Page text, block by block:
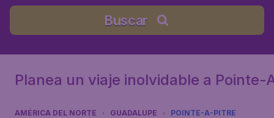
Buscar
Planea un viaje inolvidable a Pointe-
AMÉRICA DEL NORTE GUADALUPE POINTE-A-PITRE